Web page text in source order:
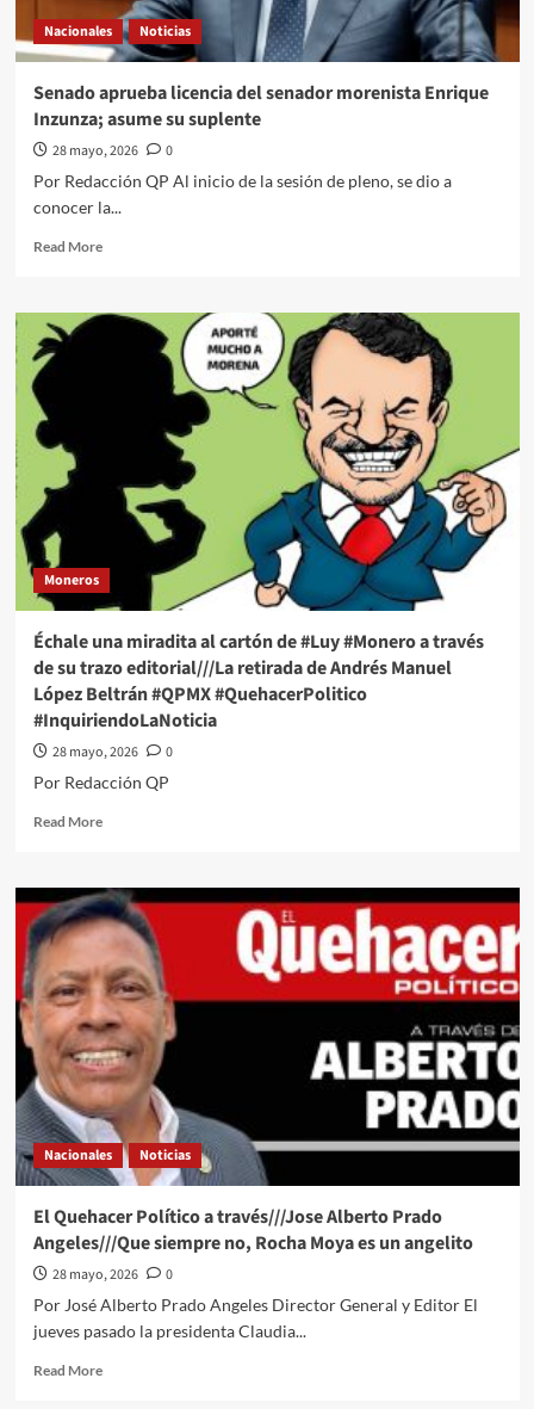
Nacionales Noticias
Senado aprueba licencia del senador morenista Enrique
Inzunza; asume su suplente
28 mayo, 2026
0
Por Redacción QP Al inicio de la sesión de pleno, se dio a
conocer la...
Read MoreRead
Senado
aprueba
asume
suplente
Moneros
Échale una miradita al cartón de #Luy #Monero a través
de su trazo editorial///La retirada de Andrés Manuel
López Beltrán #QPMX #QuehacerPolitico
#InquiriendoLaNoticia
28 mayo, 2026
0
Por Redacción QP
Read MoreRead
Échale
una
miradita
al
cartón
de
#Luy
#Monero
a
través
de
su
trazo
editorial///La
de
Andrés
Manuel
Beltrán
#QPMX
Nacionales Noticias
El Quehacer Político a través///Jose Alberto Prado
Angeles///Que siempre no, Rocha Moya es un angelito
28 mayo, 2026
0
Por José Alberto Prado Angeles Director General y Editor El
jueves pasado la presidenta Claudia...
Read MoreRead